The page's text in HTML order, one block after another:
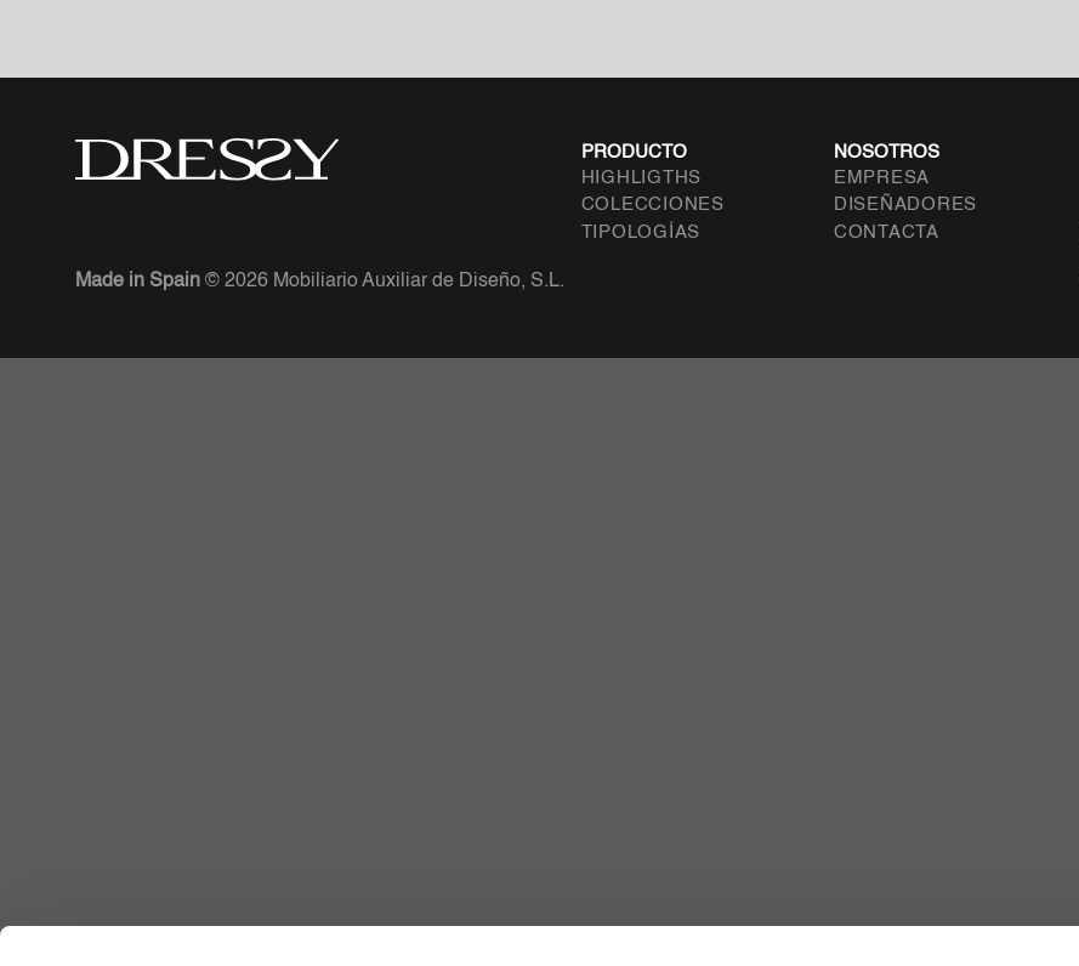
PRODUCTO
HIGHLIGTHS
COLECCIONES
TIPOLOGÍAS
NOSOTROS
EMPRESA
DISEÑADORES
CONTACTA
Made in Spain © 2026 Mobiliario Auxiliar de Diseño, S.L.